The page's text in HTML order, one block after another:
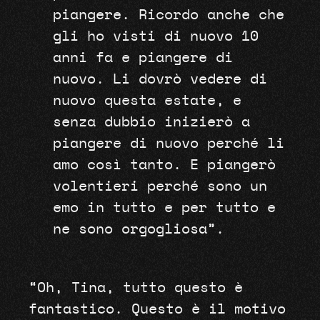
piangere. Ricordo anche che
gli ho visti di nuovo 10
anni fa e piangere di
nuovo. Li dovrò vedere di
nuovo questa estate, e
senza dubbio inizierò a
piangere di nuovo perché li
amo così tanto. E piangerò
volentieri perché sono un
emo in tutto e per tutto e
ne sono orgogliosa”.
“Oh, Tina, tutto questo è
fantastico. Questo è il motivo